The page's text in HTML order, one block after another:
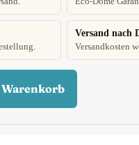
Versand nach
Versandkosten
Warenkorb